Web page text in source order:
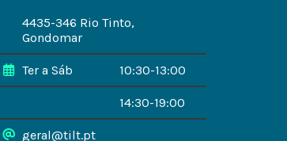
4435-346 Rio Tinto,
Gondomar
Ter a Sáb 10:30-13:00
14:30-19:00
geral@tilt.pt